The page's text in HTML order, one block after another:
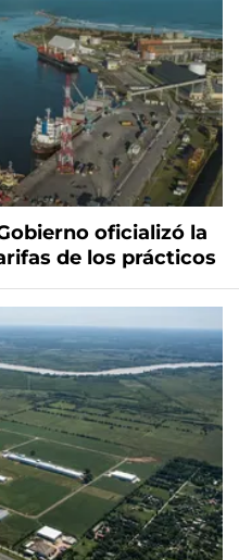
oficializó la
de los prácticos